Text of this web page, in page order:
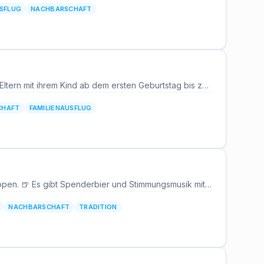
NACHBARSCHAFT
Rausgewachsen ist ein offener Eltern-Kind-Treff im Familienzentrum Obertshausen für Eltern mit ihrem Kind ab dem ersten Geburtstag bis zum Eintritt in den Kindergarten. Die Kinder können spielen und erste Kontakte knüpfen, während sich die Eltern in gemütlicher Runde austauschen. Der Treff in der Vogelsbergstraße 8 findet jeden Montag von 9:30 bis 11:30 Uhr statt und wird vom Familienverein Tausendfüßler e.V. organisiert. Der Beitrag erfolgt auf Unkosten- und Spendenbasis.
FAMILIENAUSFLUG
Der dritte Kerbtag in Schlierbach beginnt um 11:00 Uhr mit dem traditionellen Frühschoppen. 🍺 Es gibt Spenderbier und Stimmungsmusik mit den „Weiltalern“, dazu Zeit zum Zusammensitzen im Kerbzelt. 🎶 Ab 13:00 Uhr öffnet die Cafeteria im Dorfgemeinschaftshaus für Kaffee und Kuchen. ☕ Um 17:30 Uhr folgt der Kerbabend als Abschluss der dreitägigen Kerb, kulinarisch begleitet von der Küche der Landmetzgerei Reuling. 🍽️ Unter dem Motto „Zusammen. Tradition. Schlierbach.“ laden die Schlierbacher Vereine noch einmal alle Nachbarn, Familien und Gäste ein, die Kerb gemeinsam ausklingen zu lassen. Ein entspannter Feiertag mit Blasmusik, gutem Essen und Dorfgemeinschaft. 😊
NACHBARSCHAFT TRADITION